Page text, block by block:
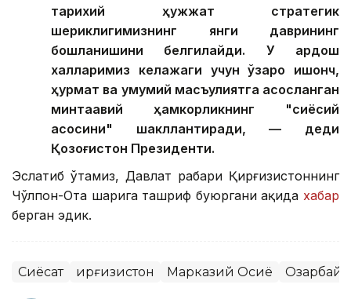
тарихий ҳужжат стратегик
шериклигимизнинг янги даврининг
бошланишини белгилайди. У қардош
халқларимиз келажаги учун ўзаро ишонч,
ҳурмат ва умумий масъулиятга асосланган
минтақавий ҳамкорликнинг "сиёсий
асосини" шакллантиради, — деди
Қозоғистон Президенти.
Эслатиб ўтамиз, Давлат раҳбари Қирғизистоннинг
Чўлпон-Ота шаҳрига ташриф буюргани ҳақида хабар
берган эдик.
Сиёсат Қирғизистон Марказий Осиё